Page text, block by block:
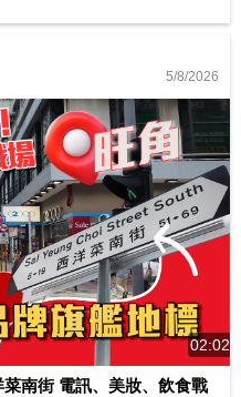
5/8/2026
02:02
南街 電訊、美妝、飲食戰